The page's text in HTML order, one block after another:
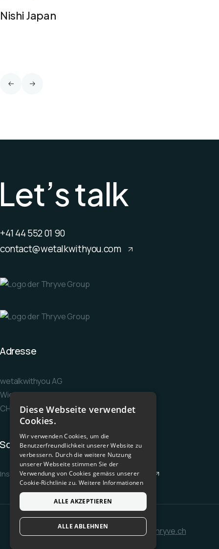
Nishi Japan
et’stalk
+41 44 552 01 90
contact@wetalkwithyou.com
Adresse
wetalkwithyou AG
Wiesenstrasse 36
CH-8952 Schlieren
Socials
Instagram Facebook LinkedIn YouTube
© wetalkwithyou AG - Member of thryve.ch
Diese Webseite verwendet
Cookies.
Wir verwenden Cookies, um die
Benutzerfreundlichkeit unserer Website zu
verbessern. Durch die weitere Nutzung
unserer Webseite stimmen Sie der
Verwendung von Cookies gemäss unserer
Cookie-Richtlinie zu. Weitere Informationen
ALLE AKZEPTIEREN
ALLE ABLEHNEN